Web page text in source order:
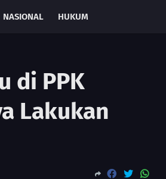
NASIONAL HUKUM
di PPK
Lakukan